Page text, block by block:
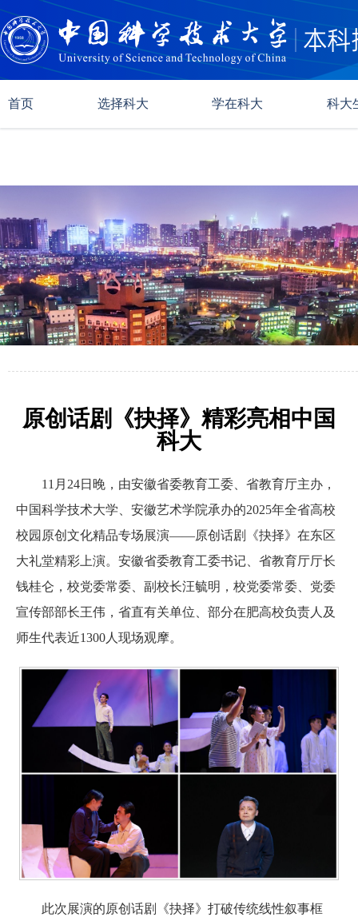
首页 选择科大 学在科大 科大
原创话剧《抉择》精彩亮相中国
科大
11月24日晚，由安徽省委教育工委、省教育厅主办，
中国科学技术大学、安徽艺术学院承办的2025年全省高校
校园原创文化精品专场展演——原创话剧《抉择》在东区
大礼堂精彩上演。安徽省委教育工委书记、省教育厅厅长
钱桂仑，校党委常委、副校长汪毓明，校党委常委、党委
宣传部部长王伟，省直有关单位、部分在肥高校负责人及
师生代表近1300人现场观摩。
此次展演的原创话剧《抉择》打破传统线性叙事框